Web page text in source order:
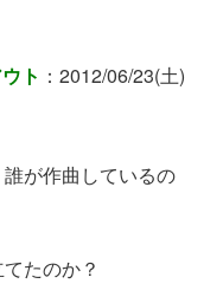
ト ：2012/06/23(土)
が作曲しているの
たのか？